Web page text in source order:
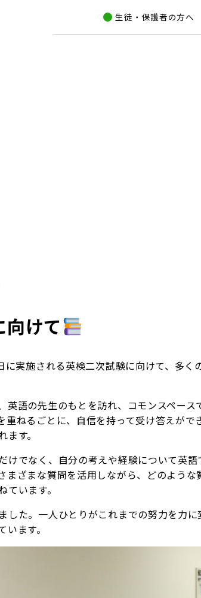
生徒・保護者の方へ
けて
実施される英検二次試験に向けて、多く
英語の先生のもとを訪れ、コモンスペー
重ねるごとに、自信を持って受け答えがで
す。
けでなく、自分の考えや経験について英
まざまな質問を活用しながら、どのよう
います。
した。一人ひとりがこれまでの努力を力
ます。